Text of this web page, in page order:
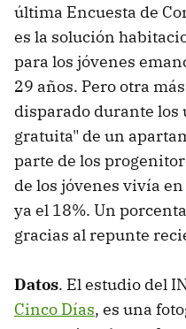
última Encuesta de
es la solución
para los jóvenes
29 años. Pero otra
disparado durante los
gratuita" de un
parte de los
de los jóvenes vivía
ya el 18%. Un
gracias al repunte
Datos. El estudio del
Cinco Días, es una